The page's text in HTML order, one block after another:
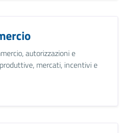
autorizzazioni e
mercati, incentivi e